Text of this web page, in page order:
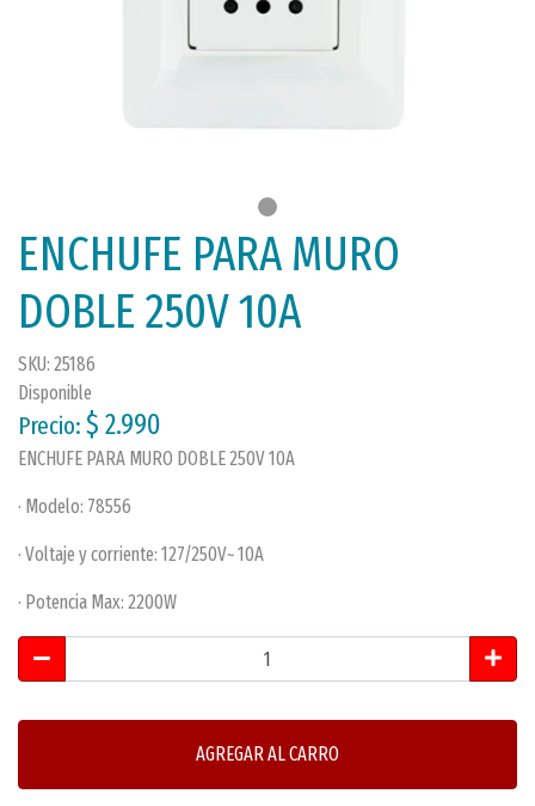
ENCHUFE PARA MURO
DOBLE 250V 10A
SKU: 25186
Disponible
Precio: $ 2.990
ENCHUFE PARA MURO DOBLE 250V 10A
· Modelo: 78556
· Voltaje y corriente: 127/250V~ 10A
· Potencia Max: 2200W
AGREGAR AL CARRO